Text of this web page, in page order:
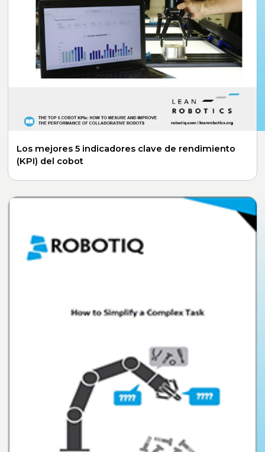
Los mejores 5 indicadores clave de rendimiento
(KPI) del cobot